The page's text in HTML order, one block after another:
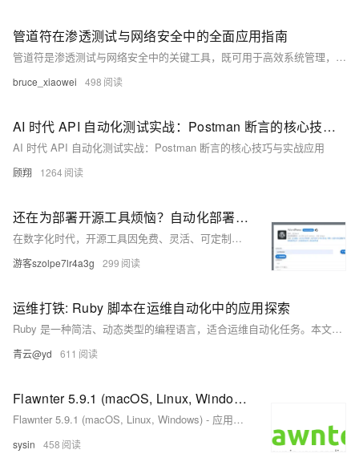
管道符在渗透测试与网络安全中的全面应用指南
管道符是渗透测试与网络安全中的关键工具，既可用于高效系统管理，也可能被攻击者利用实施命令注入、权限提升、数据外泄等攻击。本文全面解析管道符的基础原理、实战应用与防御策略，涵盖Windows与Linux系统差异、攻击技术示例及检测手段，帮助安全人员掌握其利用方式与防护措施，提升系统安全性。
bruce_xiaowei 498
AI 时代 API 自动化测试实战：Postman 断言的核心技巧与实战应用
AI 时代 API 自动化测试实战：Postman 断言的核心技巧与实战应用
顾翔 1264
还在为部署开源工具烦恼？自动化部署工具 Websoft9一键部署 300+ 开源应用
在数字化时代，开源工具因免费、灵活、可定制等特性广受欢迎，但其部署过程却常因环境配置复杂、依赖繁琐、耗时长等问题令人头疼。本文介绍了传统部署的三大难点，并提出两种解决方案：传统手动部署与集成化控制台部署。
游客szolpe7lr4a3g 299
运维打铁: Ruby 脚本在运维自动化中的应用探索
Ruby 是一种简洁、动态类型的编程语言，适合运维自动化任务。本文介绍了其在服务器配置管理、定时任务执行和日志分析处理中的应用，并提供了代码示例，展示了 Ruby 在运维自动化中的实际价值。
青云@yd 611
Flawnter 5.9.1 (macOS, Linux, Windows) - 应用程序安全测试软件
Flawnter 5.9.1 (macOS, Linux, Windows) - 应用程序安全测试软件
sysin 458